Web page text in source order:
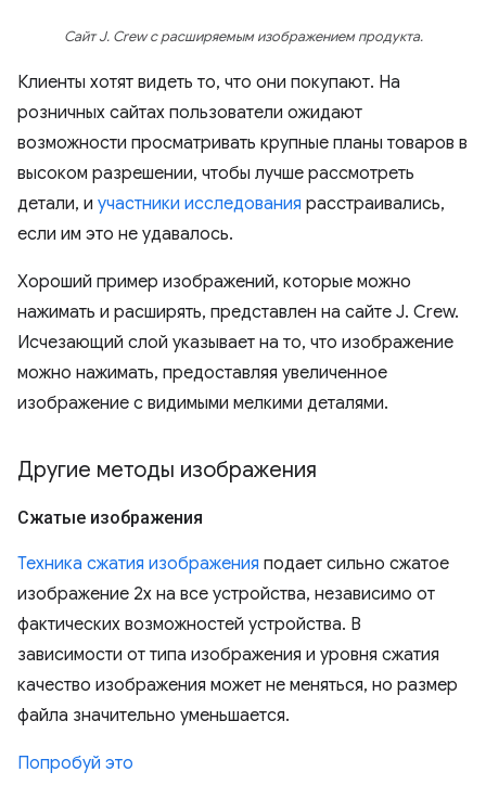
Сайт J. Crew с расширяемым изображением продукта.
Клиенты хотят видеть то, что они покупают. На
розничных сайтах пользователи ожидают
возможности просматривать крупные планы товаров в
высоком разрешении, чтобы лучше рассмотреть
детали, и участники исследования расстраивались,
если им это не удавалось.
Хороший пример изображений, которые можно
нажимать и расширять, представлен на сайте J. Crew.
Исчезающий слой указывает на то, что изображение
можно нажимать, предоставляя увеличенное
изображение с видимыми мелкими деталями.
Другие методы изображения
Сжатые изображения
Техника сжатия изображения подает сильно сжатое
изображение 2x на все устройства, независимо от
фактических возможностей устройства. В
зависимости от типа изображения и уровня сжатия
качество изображения может не меняться, но размер
файла значительно уменьшается.
Попробуй это